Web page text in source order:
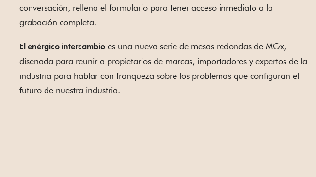
conversación, rellena el formulario para tener acceso inmediato a la
grabación completa.
El enérgico intercambio es una nueva serie de mesas redondas de MGx,
diseñada para reunir a propietarios de marcas, importadores y expertos de la
industria para hablar con franqueza sobre los problemas que configuran el
futuro de nuestra industria.